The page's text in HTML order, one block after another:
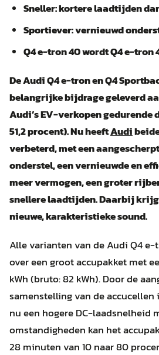
Sneller: kortere laadtijden
Sportiever: vernieuwd
Q4 e-tron 40 wordt Q4 e-tron
De Audi Q4 e-tron en Q4
belangrijke bijdrage geleverd
Audi’s EV-verkopen gedurende
51,2 procent). Nu heeftAudi
verbeterd, met een
onderstel, een vernieuwde en
meer vermogen, een groter
snellere laadtijden. Daarbij
nieuwe, karakteristieke sound.
Alle varianten van de Audi Q4
over een groot accupakket met
kWh (bruto: 82 kWh). Door de
samenstelling van de
nu een hogere DC-laadsnelheid
omstandigheden kan het
28 minuten van 10 naar 80